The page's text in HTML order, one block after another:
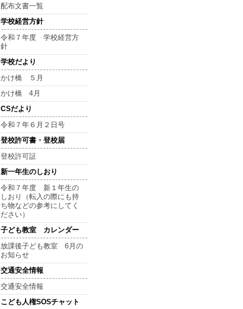
配布文書一覧
学校経営方針
令和７年度 学校経営方
針
学校だより
かけ橋 ５月
かけ橋 4月
CSだより
令和７年６月２日号
登校許可書・登校届
登校許可証
新一年生のしおり
令和７年度 新１年生の
しおり（転入の際にも持
ち物などの参考にしてく
ださい）
子ども教室 カレンダー
放課後子ども教室 6月の
お知らせ
交通安全情報
交通安全情報
こども人権SOSチャット